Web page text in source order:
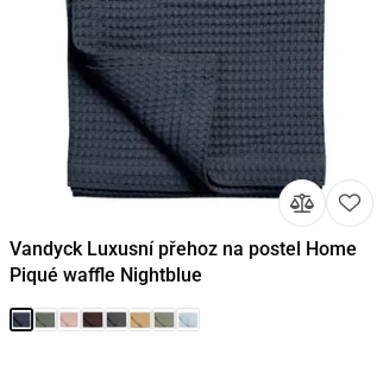
Detail
Vandyck Luxusní přehoz na postel Home
Piqué waffle Nightblue